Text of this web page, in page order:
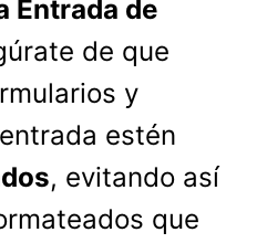
Entrada de
de que
y
estén
, evitando así
que